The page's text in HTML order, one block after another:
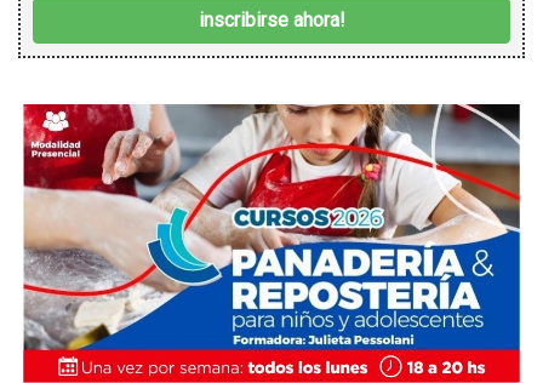
inscribirse ahora!